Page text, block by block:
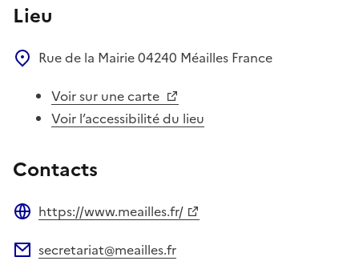
Lieu
Rue de la Mairie04240 Méailles France
Voir sur une carte
Voir l’accessibilité du lieu
Contacts
https://www.meailles.fr/
secretariat@meailles.fr